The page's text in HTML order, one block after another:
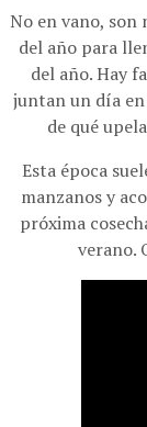
No en vano, son
del año para
del año. Hay
juntan un día
de qué
Esta época
manzanos y
próxima
verano.